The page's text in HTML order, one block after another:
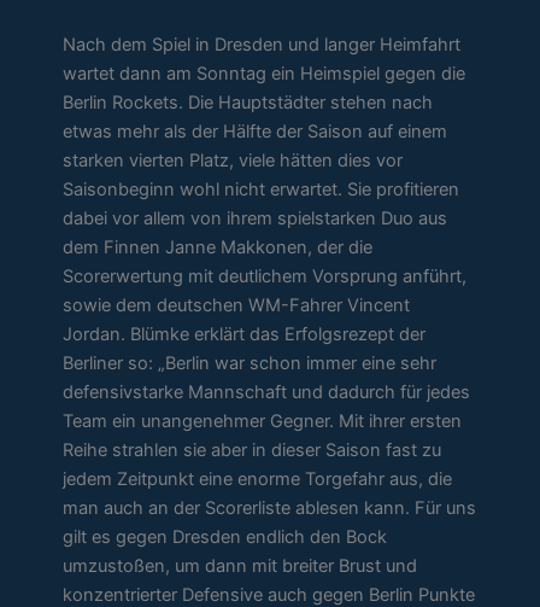
Nach dem Spiel in Dresden und langer Heimfahrt
wartet dann am Sonntag ein Heimspiel gegen die
Berlin Rockets. Die Hauptstädter stehen nach
etwas mehr als der Hälfte der Saison auf einem
starken vierten Platz, viele hätten dies vor
Saisonbeginn wohl nicht erwartet. Sie profitieren
dabei vor allem von ihrem spielstarken Duo aus
dem Finnen Janne Makkonen, der die
Scorerwertung mit deutlichem Vorsprung anführt,
sowie dem deutschen WM-Fahrer Vincent
Jordan. Blümke erklärt das Erfolgsrezept der
Berliner so: „Berlin war schon immer eine sehr
defensivstarke Mannschaft und dadurch für jedes
Team ein unangenehmer Gegner. Mit ihrer ersten
Reihe strahlen sie aber in dieser Saison fast zu
jedem Zeitpunkt eine enorme Torgefahr aus, die
man auch an der Scorerliste ablesen kann. Für uns
gilt es gegen Dresden endlich den Bock
umzustoßen, um dann mit breiter Brust und
konzentrierter Defensive auch gegen Berlin Punkte